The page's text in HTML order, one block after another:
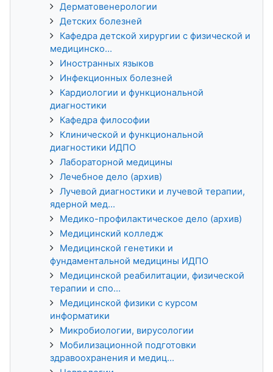
Дерматовенерологии
Детских болезней
Кафедра детской хирургии с физической и
медицинско...
Иностранных языков
Инфекционных болезней
Кардиологии и функциональной
диагностики
Кафедра философии
Клинической и функциональной
диагностики ИДПО
Лабораторной медицины
Лечебное дело (архив)
Лучевой диагностики и лучевой терапии,
ядерной мед...
Медико-профилактическое дело (архив)
Медицинский колледж
Медицинской генетики и
фундаментальной медицины ИДПО
Медицинской реабилитации, физической
терапии и спо...
Медицинской физики с курсом
информатики
Микробиологии, вирусологии
Мобилизационной подготовки
здравоохранения и медиц...